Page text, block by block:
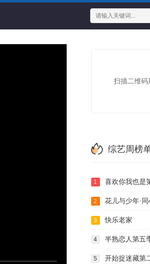
扫描二维码
综艺周榜
1 喜欢你我也是
2 花儿与少年·同
3 快乐老家
4 半熟恋人第五
5 开始捉迷藏第